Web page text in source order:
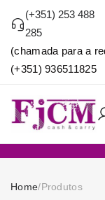
(+351) 253 488
285
(chamada para a
(+351) 936511825
Home/Produtos